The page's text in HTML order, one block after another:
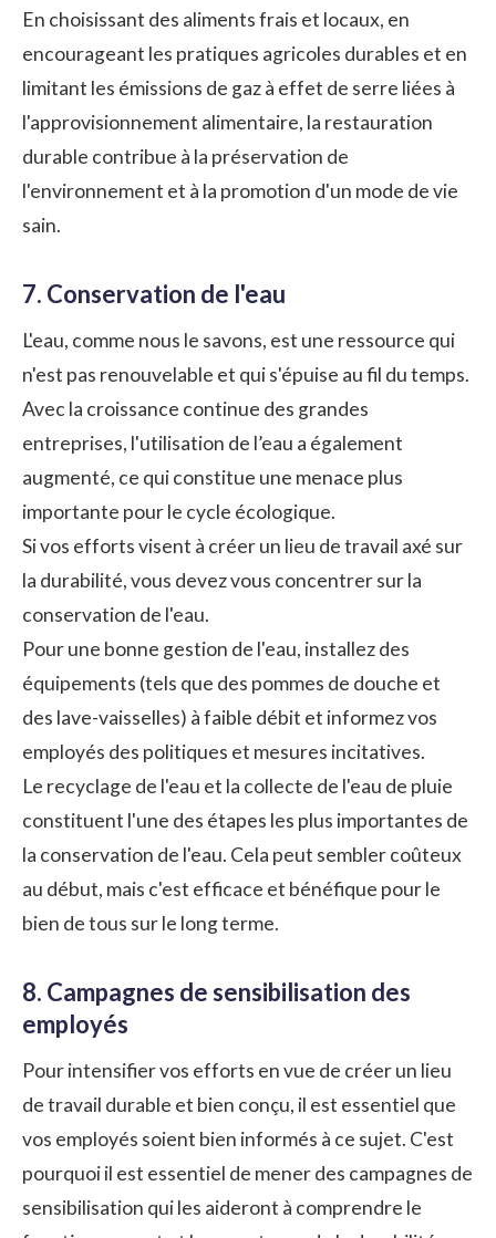
En choisissant des aliments frais et locaux, en
encourageant les pratiques agricoles durables et en
limitant les émissions de gaz à effet de serre liées à
l'approvisionnement alimentaire, la restauration
durable contribue à la préservation de
l'environnement et à la promotion d'un mode de vie
sain.
7. Conservation de l'eau
L'eau, comme nous le savons, est une ressource qui
n'est pas renouvelable et qui s'épuise au fil du temps.
Avec la croissance continue des grandes
entreprises, l'utilisation de l’eau a également
augmenté, ce qui constitue une menace plus
importante pour le cycle écologique.
Si vos efforts visent à créer un lieu de travail axé sur
la durabilité, vous devez vous concentrer sur la
conservation de l'eau.
Pour une bonne gestion de l'eau, installez des
équipements (tels que des pommes de douche et
des lave-vaisselles) à faible débit et informez vos
employés des politiques et mesures incitatives.
Le recyclage de l'eau et la collecte de l'eau de pluie
constituent l'une des étapes les plus importantes de
la conservation de l'eau. Cela peut sembler coûteux
au début, mais c'est efficace et bénéfique pour le
bien de tous sur le long terme.
8. Campagnes de sensibilisation des
employés
Pour intensifier vos efforts en vue de créer un lieu
de travail durable et bien conçu, il est essentiel que
vos employés soient bien informés à ce sujet. C'est
pourquoi il est essentiel de mener des campagnes de
sensibilisation qui les aideront à comprendre le